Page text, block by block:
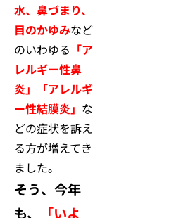
水、鼻づまり、
目のかゆみなど
のいわゆる 「ア
レルギー性鼻
炎」「アレルギ
ー性結膜炎」 な
どの症状を訴え
る方が増えてき
ました。
そう、今年
も、
「いよ